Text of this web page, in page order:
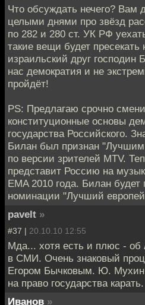
Что обсуждать нечего? Вам
целыми днями про звёзд
по 282 и 280 ст. УК РФ
такие вещи будет
израильский друг
нас демократия и не
пройдёт!
PS: Предлагаю срочно
конституционные основы
государства Российского.
Билан был признан
по версии зрителей MTV.
представит Россию на
EMA 2010 года. Билан будет
номинации "Лучший
pavelt »
#37 | 20.10.10 12:55
Мда... хотя есть и плюс - об
в СМИ. Очень знаковый
Егором Бычковым. Ю. Мухин
на право государства карать.
Иванов »